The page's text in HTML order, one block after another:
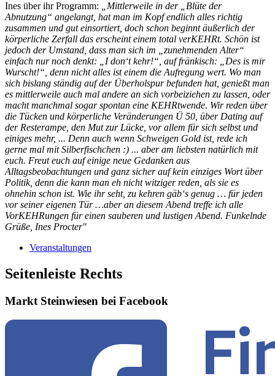
Ines über ihr Programm: „Mittlerweile in der „Blüte der
Abnutzung“ angelangt, hat man im Kopf endlich alles richtig
zusammen und gut einsortiert, doch schon beginnt äußerlich der
körperliche Zerfall das erscheint einem total verKEHRt. Schön ist
jedoch der Umstand, dass man sich im „zunehmenden Alter“
einfach nur noch denkt: „I don‘t kehr!“, auf fränkisch: „Des is mir
Wurscht!“, denn nicht alles ist einem die Aufregung wert. Wo man
sich bislang ständig auf der Überholspur befunden hat, genießt man
es mittlerweile auch mal andere an sich vorbeiziehen zu lassen, oder
macht manchmal sogar spontan eine KEHRtwende. Wir reden über
die Tücken und körperliche Veränderungen Ü 50, über Dating auf
der Resterampe, den Mut zur Lücke, vor allem für sich selbst und
einiges mehr, ... Denn auch wenn Schweigen Gold ist, rede ich
gerne mal mit Silberfischchen :) ... aber am liebsten natürlich mit
euch. Freut euch auf einige neue Gedanken aus
Alltagsbeobachtungen und ganz sicher auf kein einziges Wort über
Politik, denn die kann man eh nicht witziger reden, als sie es
ohnehin schon ist. Wie ihr seht, zu kehren gäb‘s genug … für jeden
vor seiner eigenen Tür …aber an diesem Abend treffe ich alle
VorKEHRungen für einen sauberen und lustigen Abend. Funkelnde
Grüße, Ines Procter"
Veranstaltungen
Seitenleiste Rechts
Markt Steinwiesen bei Facebook